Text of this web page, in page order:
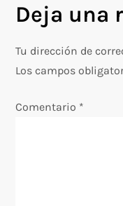
e
g
a
c
Deja una
Tu dirección de
Los campos
Comentario *